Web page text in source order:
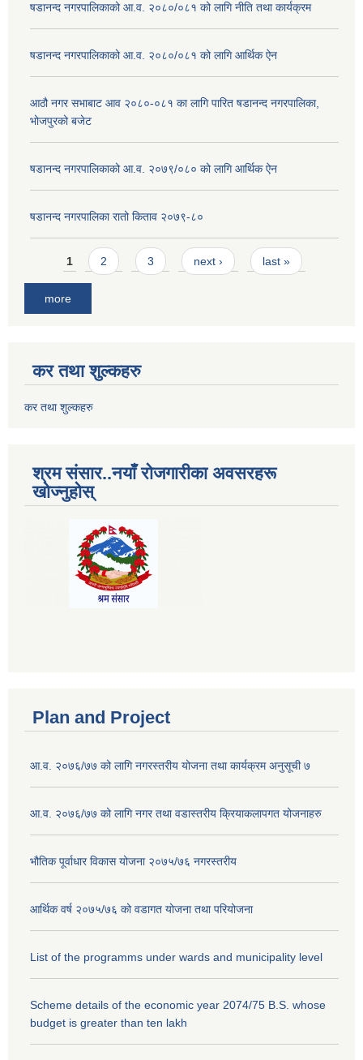
षडानन्द नगरपालिकाको आ.व. २०८०/०८१ को लागि नीति तथा कार्यक्रम
षडानन्द नगरपालिकाको आ.व. २०८०/०८१ को लागि आर्थिक ऐन
आठौ नगर सभाबाट आव २०८०-०८१ का लागि पारित षडानन्द नगरपालिका,
भोजपुरको बजेट
षडानन्द नगरपालिकाको आ.व. २०७९/०८० को लागि आर्थिक ऐन
षडानन्द नगरपालिका रातो किताव २०७९-८०
Pages
1 2 3 next › last »
more
कर तथा शुल्कहरु
कर तथा शुल्कहरु
श्रम संसार..नयाँ रोजगारीका अवसरहरू
खोज्नुहोस्
Plan and Project
आ.व. २०७६/७७ को लागि नगरस्तरीय योजना तथा कार्यक्रम अनुसूची ७
आ.व. २०७६/७७ को लागि नगर तथा वडास्तरीय क्रियाकलापगत योजनाहरु
भौतिक पूर्वाधार विकास योजना २०७५/७६ नगरस्तरीय
आर्थिक वर्ष २०७५/७६ को वडागत योजना तथा परियोजना
List of the programms under wards and municipality level
Scheme details of the economic year 2074/75 B.S. whose
budget is greater than ten lakh